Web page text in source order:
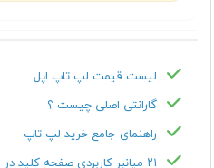
لیست قیمت لپ تاپ اپل
گارانتی اصلی چیست ؟
راهنمای جامع خرید لپ تاپ
۲۱ میانبر کاربردی صفحه کلید در مک